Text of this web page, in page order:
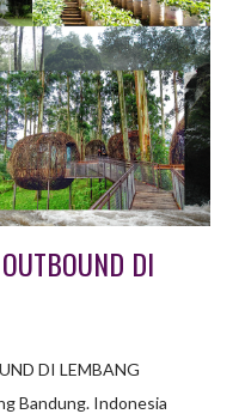
ini, dilengkapi juga
seperti bunga bangkai.
dikembangkan tidak
pendidikan atau
wisata ini. ...
DI
DI LEMBANG
Bandung. Indonesia